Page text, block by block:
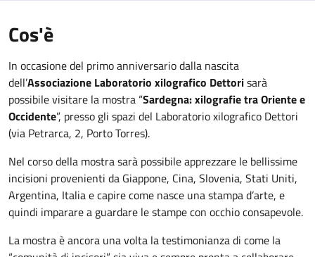
Cos'è
In occasione del primo anniversario dalla nascita
dell’Associazione Laboratorio xilografico Dettorisarà
possibile visitare la mostra “Sardegna: xilografie tra Oriente e
Occidente”, presso gli spazi del Laboratorio xilografico Dettori
(via Petrarca, 2, Porto Torres).
Nel corso della mostra sarà possibile apprezzare le bellissime
incisioni provenienti da Giappone, Cina, Slovenia, Stati Uniti,
Argentina, Italia e capire come nasce una stampa d’arte, e
quindi imparare a guardare le stampe con occhio consapevole.
La mostra è ancora una volta la testimonianza di come la